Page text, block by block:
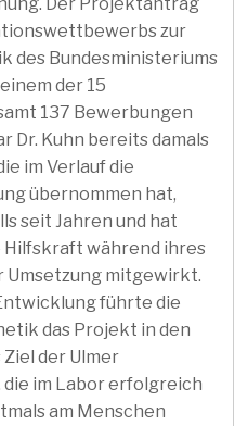
zur
des Bundesministeriums
der 15
137 Bewerbungen
Dr. Kuhn bereits damals
im Verlauf die
übernommen hat,
seit Jahren und hat
während ihres
Umsetzung mitgewirkt.
führte die
das Projekt in den
der Ulmer
im Labor erfolgreich
am Menschen